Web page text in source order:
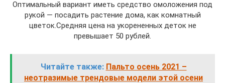
Оптимальный вариант иметь средство омоложения под
рукой — посадить растение дома, как комнатный
цветок.Средняя цена на укорененных деток не
превышает 50 рублей.
Читайте также: Пальто осень 2021 –
неотразимые трендовые модели этой осени